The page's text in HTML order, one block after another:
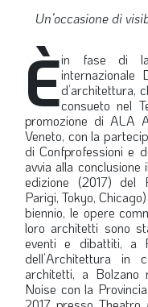
FOCUS
TERZA
LE FOTO DEL
IN QUESTO
SCENARIO
SPAZIO
GOVERNANCE
FONDAZIONE
ASSOCIAZIONI
LA VIGNETTA
Un’occasione di
Èin fase di
internazionale
d’architettura,
consueto nel
promozione di ALA
Veneto, con la
di Confprofessioni e
avvia alla conclusione il
edizione (2017) del
Parigi, Tokyo,
biennio, le opere
loro architetti sono
eventi e dibattiti, a
dell’Architettura in
architetti, a Bolzano
Noise con la